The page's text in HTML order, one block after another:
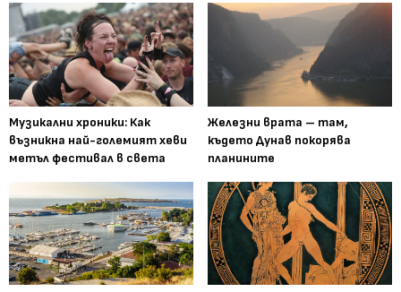
Музикални хроники: Как
възникна най-големият хеви
метъл фестивал в света
Железни врата – там,
където Дунав покорява
планините